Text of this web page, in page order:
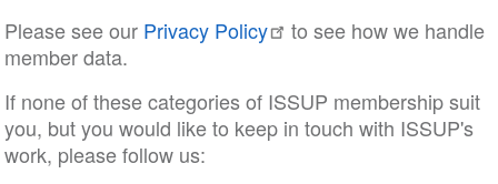
Please see our Privacy Policy
to see how we handle
member data.
If none of these categories of ISSUP membership suit
you, but you would like to keep in touch with ISSUP's
work, please follow us: